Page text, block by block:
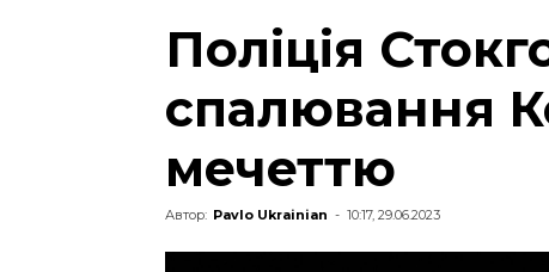
Поліція
спалювання
мечеттю
Автор: Pavlo Ukrainian - 10:17, 29.06.2023